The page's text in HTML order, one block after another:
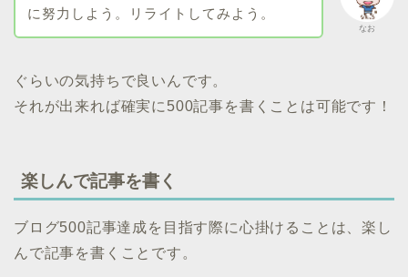
なお
に努力しよう。リライトしてみよう。
ぐらいの気持ちで良いんです。
それが出来れば確実に500記事を書くことは可能です！
楽しんで記事を書く
ブログ500記事達成を目指す際に心掛けることは、楽し
んで記事を書くことです。